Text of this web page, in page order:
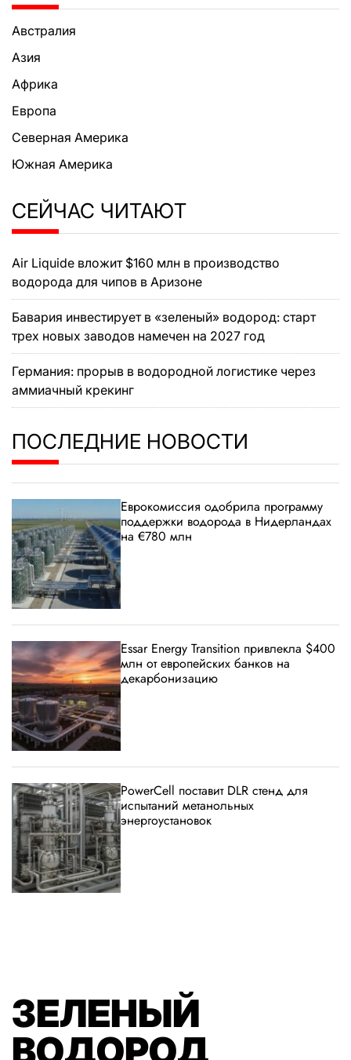
Австралия
Азия
Африка
Европа
Северная Америка
Южная Америка
СЕЙЧАС ЧИТАЮТ
Air Liquide вложит $160 млн в производство
водорода для чипов в Аризоне
Бавария инвестирует в «зеленый» водород: старт
трех новых заводов намечен на 2027 год
Германия: прорыв в водородной логистике через
аммиачный крекинг
ПОСЛЕДНИЕ НОВОСТИ
Еврокомиссия одобрила программу
поддержки водорода в Нидерландах
на €780 млн
Essar Energy Transition привлекла $400
млн от европейских банков на
декарбонизацию
PowerCell поставит DLR стенд для
испытаний метанольных
энергоустановок
ЗЕЛЕНЫЙ